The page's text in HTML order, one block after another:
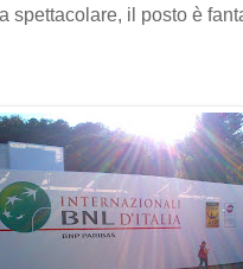
spettacolare, il posto è